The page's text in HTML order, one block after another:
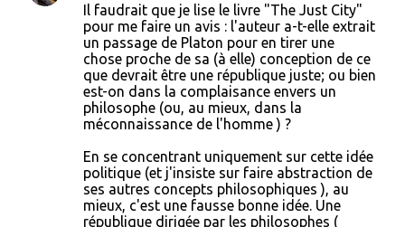
Il faudrait que je lise le livre "The Just City"
pour me faire un avis : l'auteur a-t-elle extrait
un passage de Platon pour en tirer une
chose proche de sa (à elle) conception de ce
que devrait être une république juste; ou bien
est-on dans la complaisance envers un
philosophe (ou, au mieux, dans la
méconnaissance de l'homme ) ?
En se concentrant uniquement sur cette idée
politique (et j'insiste sur faire abstraction de
ses autres concepts philosophiques ), au
mieux, c'est une fausse bonne idée. Une
république dirigée par les philosophes (